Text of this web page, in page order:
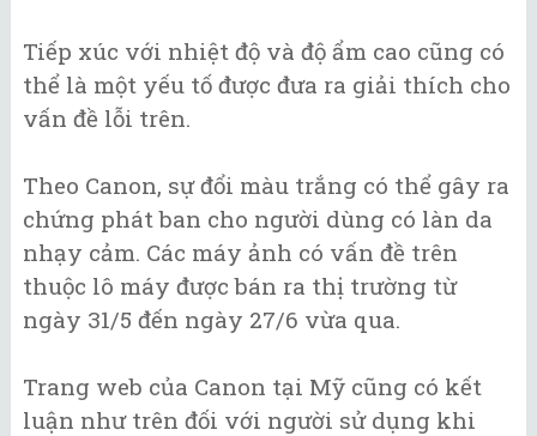
Tiếp xúc với nhiệt độ và độ ẩm cao cũng có
thể là một yếu tố được đưa ra giải thích cho
vấn đề lỗi trên.
Theo Canon, sự đổi màu trắng có thể gây ra
chứng phát ban cho người dùng có làn da
nhạy cảm. Các máy ảnh có vấn đề trên
thuộc lô máy được bán ra thị trường từ
ngày 31/5 đến ngày 27/6 vừa qua.
Trang web của Canon tại Mỹ cũng có kết
luận như trên đối với người sử dụng khi